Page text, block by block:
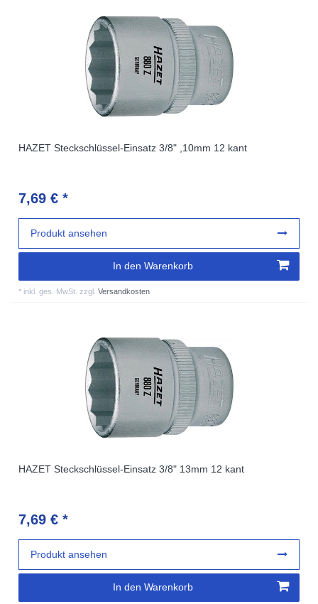
HAZET Steckschlüssel-Einsatz 3/8" ,10mm 12 kant
7,69 € *
In den Warenkorb
* inkl. ges. MwSt. zzgl.Versandkosten
Produkt ansehen
HAZET Steckschlüssel-Einsatz 3/8" 13mm 12 kant
7,69 € *
In den Warenkorb
Produkt ansehen